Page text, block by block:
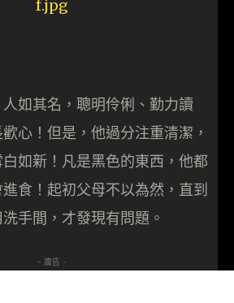
如其名，聰明伶俐、勤力讀
心！但是，他過分注重清潔，
如新！凡是黑色的東西，他都
食！起初父母不以為然，直到
手間，才發現有問題。
- 廣告 -